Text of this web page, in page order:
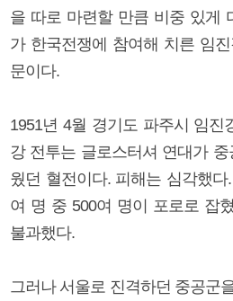
을 따로 마련할 만큼 비중 있게
가 한국전쟁에 참여해 치른 임
문이다.
1951년 4월 경기도 파주시 임진
강 전투는 글로스터셔 연대가
웠던 혈전이다. 피해는 심각했
여 명 중 500여 명이 포로로 잡
불과했다.
그러나 서울로 진격하던 중공군